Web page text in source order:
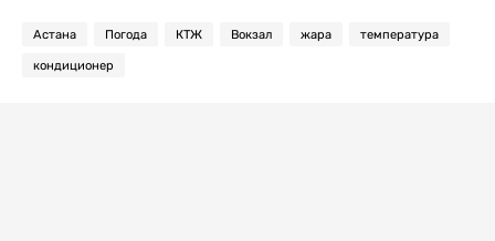
Астана Погода КТЖ Вокзал жара температура
кондиционер